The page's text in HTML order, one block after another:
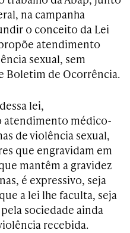
na campanha
o conceito da Lei
atendimento
sexual, sem
Boletim de Ocorrência.
lei,
médico-
de violência sexual,
que engravidam em
mantêm a gravidez
é expressivo, seja
a lei lhe faculta, seja
sociedade ainda
recebida.